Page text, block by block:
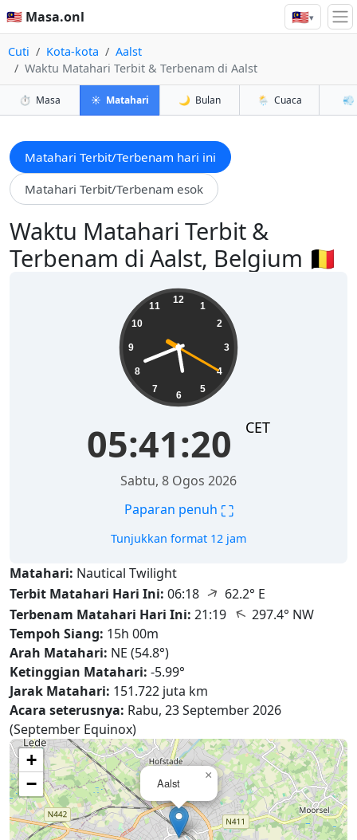
🇲🇾 Masa.onl 🇲🇾▾
Cuti Kota-kota
Aalst
Waktu Matahari Terbit & Terbenam di Aalst
⏱️ Masa ☀️ Matahari 🌙 Bulan 🌦️ Cuaca 💨
Matahari Terbit/Terbenam hari ini
Matahari Terbit/Terbenam esok
Waktu Matahari Terbit &
Terbenam di Aalst, Belgium 🇧🇪
12
1
2
3
4
5
6
7
8
9
10
11
05:41:21 CET
Sabtu, 8 Ogos 2026
Paparan penuh ⛶
Tunjukkan format 12 jam
Matahari: Nautical Twilight
Terbit Matahari Hari Ini: 06:18 ↑ 62.2° E
Terbenam Matahari Hari Ini: 21:19 ↑297.4° NW
Tempoh Siang: 15h 00m
Arah Matahari: NE (54.8°)
Ketinggian Matahari: -5.99°
Jarak Matahari: 151.722 juta km
Acara seterusnya: Rabu, 23 September 2026
(September Equinox)
Aalst
×
+
−